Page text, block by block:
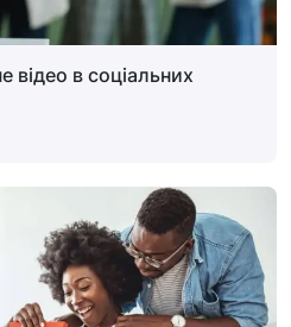
відео в соціальних